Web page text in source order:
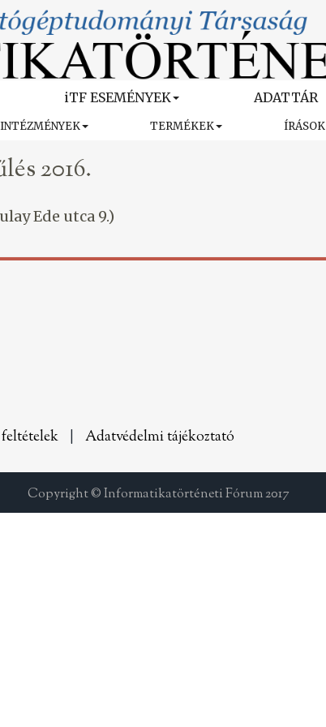
iTF ESEMÉNYEK ADATTÁR
INTÉZMÉNYEK TERMÉKEK ÍRÁSOK
2016.
Ede utca 9.)
Adatvédelmi tájékoztató
Copyright © Informatikatörténeti Fórum 2017